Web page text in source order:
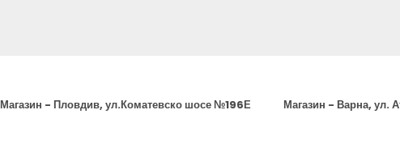
Магазин - Пловдив, ул.Коматевско шосе №196Е Магазин - Варна, ул.